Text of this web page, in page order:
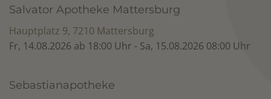
Salvator Apotheke Mattersburg
Hauptplatz 9, 7210 Mattersburg
Fr, 14.08.2026 ab 18:00 Uhr - Sa, 15.08.2026 08:00 Uhr
Sebastianapotheke